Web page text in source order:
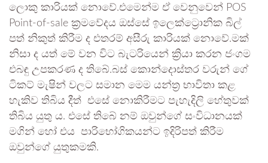
ලොකු කාරියක් නොවේ.එමෙන්ම ඒ වෙනුවෙන් POS
Point-of-sale ක්‍රමවේදය ඔස්සේ ඉලෙක්ට්‍රොනික බිල්
පත් නිකුත් කිරීම ද එතරම් අසීරු කාරියක් නොවේ.මක්
නිසා ද යත් මේ වන විට බැටරියෙන් ක්‍රියා කරන ජංගම
එබඳු උපකරණ ද තිබේ.බස් කොන්දොස්තර වරුන් ගේ
ටිකට් මැෂින් වලට සමාන මෙම යන්ත්‍ර භාවිතා කළ
හැකිව තිබිය දීත් එසේ නොකිරීමට පැහැදිලි හේතුවක්
තිබිය යුතු ය. එසේ තිබේ නම් ඔවුන්ගේ සංවිධානයක්
මගින් හෝ එය පාරිභෝගිකයන්ට ඉදිරිපත් කිරීම
ඔවුන්ගේ යුතුකමකි.